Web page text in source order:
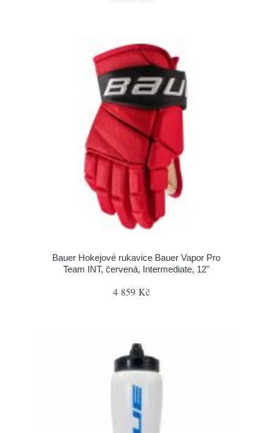
Bauer Hokejové rukavice Bauer Vapor Pro
Team INT, červená, Intermediate, 12"
4 859 Kč